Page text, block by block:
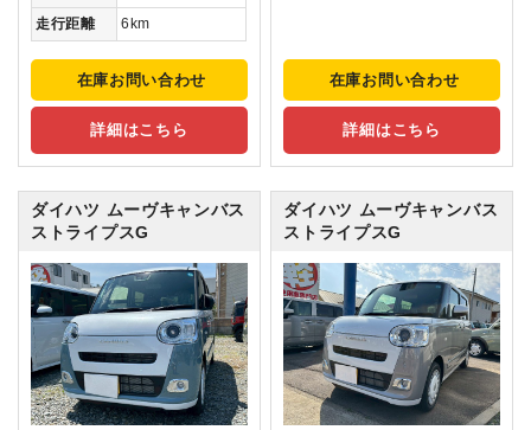
走行距離
6km
在庫お問い合わせ
詳細はこちら
在庫お問い合わせ
詳細はこちら
ダイハツ ムーヴキャンバス
ストライプスG
ダイハツ ムーヴキャンバス
ストライプスG